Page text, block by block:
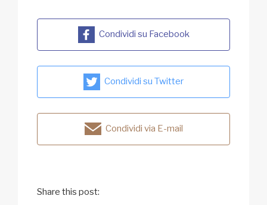
Condividi su Facebook
Condividi su Twitter
Condividi via E-mail
Share this post: